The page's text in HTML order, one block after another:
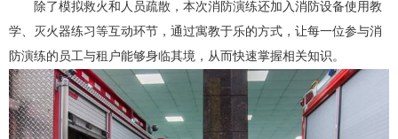
除了模拟救火和人员疏散，本次消防演练还加入消防设备使用教
学、灭火器练习等互动环节，通过寓教于乐的方式，让每一位参与消
防演练的员工与租户能够身临其境，从而快速掌握相关知识。